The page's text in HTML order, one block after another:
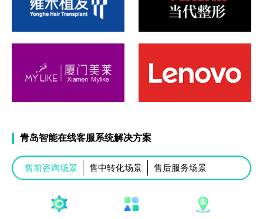
青岛智能在线客服系统解决方案
售前咨询场景 售中转化场景 售后服务场景